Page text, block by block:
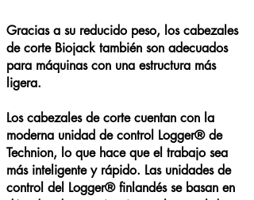
Gracias a su reducido peso, los cabezales
de corte Biojack también son adecuados
para máquinas con una estructura más
ligera.
Los cabezales de corte cuentan con la
moderna unidad de control Logger® de
Technion, lo que hace que el trabajo sea
más inteligente y rápido. Las unidades de
control del Logger® finlandés se basan en